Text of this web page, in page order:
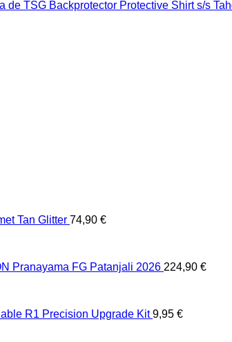
Tan Glitter 74,90 €
Pranayama FG Patanjali 2026 224,90 €
R1 Precision Upgrade Kit 9,95 €